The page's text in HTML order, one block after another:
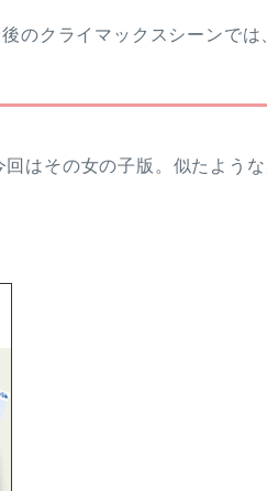
のクライマックスシーンでは
はその女の子版。似たような